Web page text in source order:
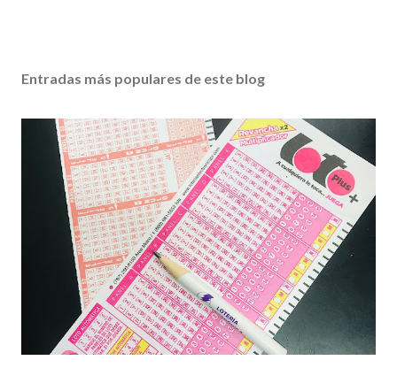
Entradas más populares de este blog